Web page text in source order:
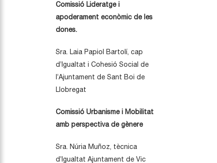
Comissió Lideratge i
apoderament econòmic de les
dones.
Sra. Laia Papiol Bartolí, cap
d’Igualtat i Cohesió Social de
l’Ajuntament de Sant Boi de
Llobregat
Comissió Urbanisme i Mobilitat
amb perspectiva de gènere
Sra. Núria Muñoz, tècnica
d’Igualtat Ajuntament de Vic